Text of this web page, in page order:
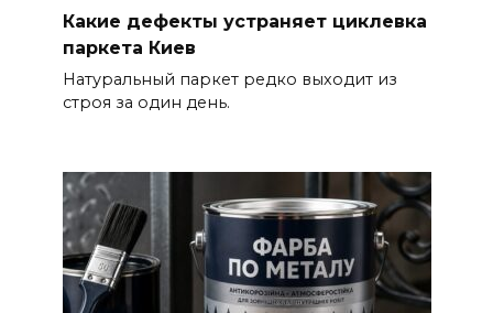
Какие дефекты устраняет циклевка
паркета Киев
Натуральный паркет редко выходит из
строя за один день.